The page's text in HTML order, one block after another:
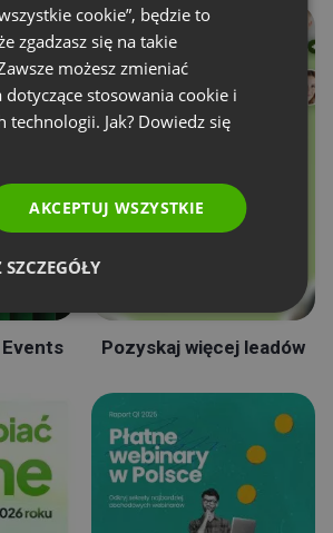
Pozyskaj więcej leadów
SPANISH
ITALIAN
cookie”, będzie to
zgadzasz się na takie
możesz zmieniać
dotyczące stosowania cookie i
technologii. Jak? Dowiedz się
AKCEPTUJ WSZYSTKIE
SZCZEGÓŁY